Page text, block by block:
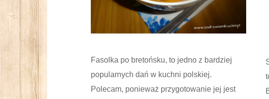
Fasolka po bretońsku, to jedno z bardziej
popularnych dań w kuchni polskiej.
Polecam, ponieważ przygotowanie jej jest